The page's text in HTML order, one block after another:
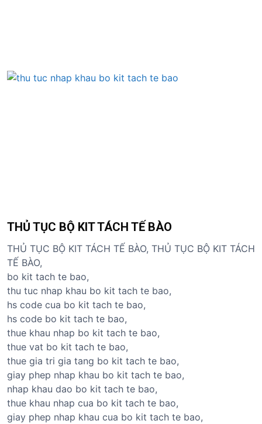
THỦ TỤC BỘ KIT TÁCH TẾ BÀO
THỦ TỤC BỘ KIT TÁCH TẾ BÀO, THỦ TỤC BỘ KIT TÁCH
TẾ BÀO,
bo kit tach te bao,
thu tuc nhap khau bo kit tach te bao,
hs code cua bo kit tach te bao,
hs code bo kit tach te bao,
thue khau nhap bo kit tach te bao,
thue vat bo kit tach te bao,
thue gia tri gia tang bo kit tach te bao,
giay phep nhap khau bo kit tach te bao,
nhap khau dao bo kit tach te bao,
thue khau nhap cua bo kit tach te bao,
giay phep nhap khau cua bo kit tach te bao,